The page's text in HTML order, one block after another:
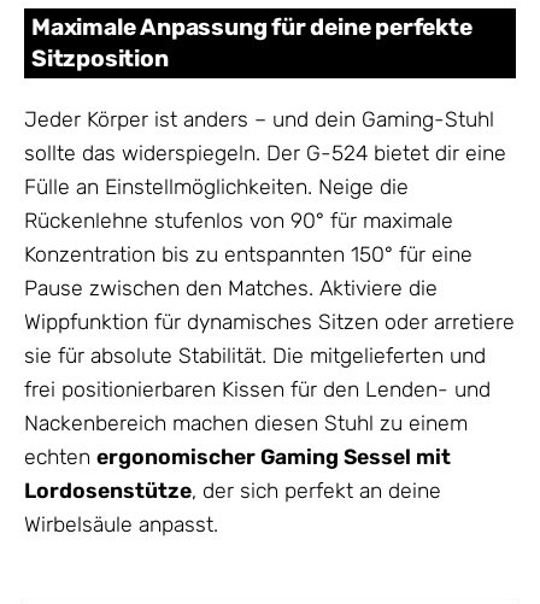
Maximale Anpassung für deine perfekte
Sitzposition
Jeder Körper ist anders – und dein Gaming-Stuhl
sollte das widerspiegeln. Der G-524 bietet dir eine
Fülle an Einstellmöglichkeiten. Neige die
Rückenlehne stufenlos von 90° für maximale
Konzentration bis zu entspannten 150° für eine
Pause zwischen den Matches. Aktiviere die
Wippfunktion für dynamisches Sitzen oder arretiere
sie für absolute Stabilität. Die mitgelieferten und
frei positionierbaren Kissen für den Lenden- und
Nackenbereich machen diesen Stuhl zu einem
echten ergonomischer Gaming Sessel mit
Lordosenstütze, der sich perfekt an deine
Wirbelsäule anpasst.